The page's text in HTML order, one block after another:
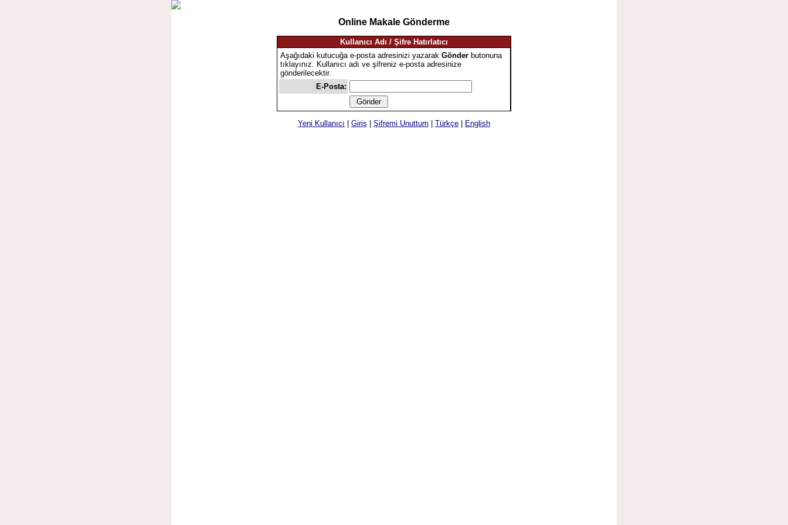
Online Makale Gönderme
Kullanıcı Adı / Şifre Hatırlatıcı
Aşağıdaki kutucuğa e-posta adresinizi yazarak Gönder butonuna
tıklayınız. Kullanıcı adı ve şifreniz e-posta adresinize
gönderilecektir.
E-Posta:
Yeni Kullanıcı | Giriş | Şifremi Unuttum | Türkçe | English